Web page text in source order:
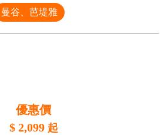
曼谷、芭堤雅
優惠價
$ 2,099 起